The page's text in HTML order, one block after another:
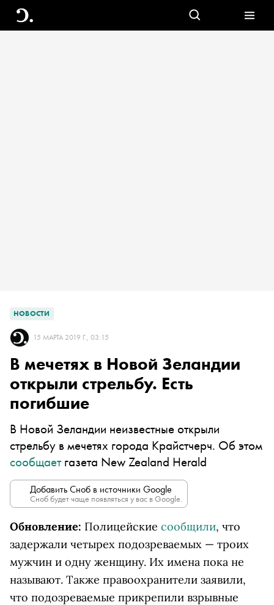
НОВОСТИ
15 МАРТА 2019 Г., 03:15
В мечетях в Новой Зеландии
открыли стрельбу. Есть
погибшие
В Новой Зеландии неизвестные открыли
стрельбу в мечетях города Крайстчерч. Об этом
сообщаетгазета New Zealand Herald
Добавить Сноб в источники Google
Сноб будет чаще появляться у вас в Google.
Обновление: Полицейские сообщили, что
задержали четырех подозреваемых — троих
мужчин и одну женщину. Их имена пока не
называют. Также правоохранители заявили,
что подозреваемые прикрепили взрывные